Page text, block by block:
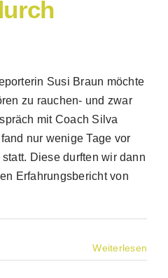
Susi Braun möchte
zu rauchen- und zwar
mit Coach Silva
nur wenige Tage vor
Diese durften wir dann
Erfahrungsbericht von
Weiterlesen